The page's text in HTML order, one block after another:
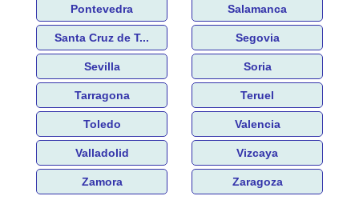
Pontevedra Salamanca
Santa Cruz de T... Segovia
Sevilla Soria
Tarragona Teruel
Toledo Valencia
Valladolid Vizcaya
Zamora Zaragoza